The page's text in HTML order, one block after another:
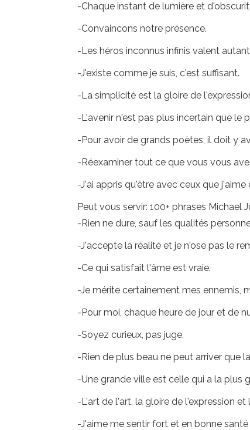
-Chaque instant de lumière et
-Convaincons notre présence.
-Les héros inconnus infinis valent
-J'existe comme je suis, c'est suffisant.
-La simplicité est la gloire de
-L'avenir n'est pas plus incertain que le
-Pour avoir de grands poètes, il doit y
-Réexaminer tout ce que vous vous
-J'ai appris qu'être avec ceux que j'aime
Peut vous servir: 100+ phrases Michael
-Rien ne dure, sauf les qualités
-J'accepte la réalité et je n'ose pas le
-Ce qui satisfait l'âme est vraie.
-Je mérite certainement mes ennemis,
-Pour moi, chaque heure de jour et de
-Soyez curieux, pas juge.
-Rien de plus beau ne peut arriver que
-Une grande ville est celle qui a la plus
-L'art de l'art, la gloire de l'expression
-J'aime me sentir fort et en bonne